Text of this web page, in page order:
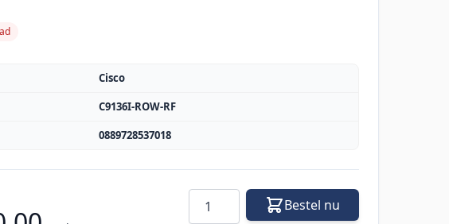
Cisco
C9136I-ROW-RF
0889728537018
Aantal Bestel nu